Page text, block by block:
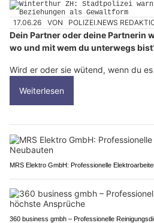
17.06.26 VON POLIZEI.NEWS
Dein Partner oder deine Partnerin
wo und mit wem du unterwegs
Wird er oder sie wütend, wenn du
Weiterlesen
MRS Elektro GmbH: Professionelle
360 business gmbh – Professionelle